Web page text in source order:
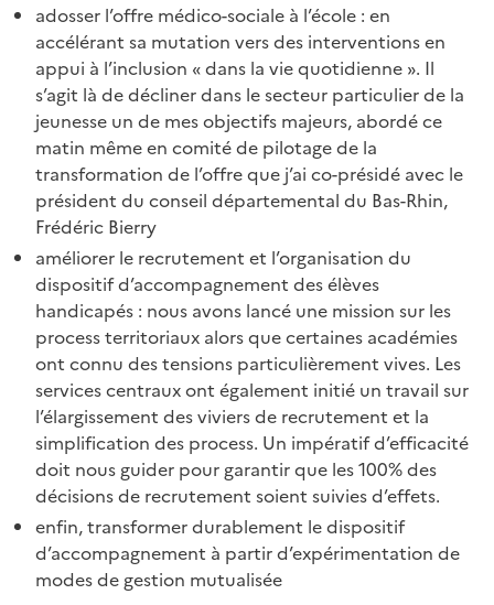
adosser l’offre médico-sociale à l’école : en
accélérant sa mutation vers des interventions en
appui à l’inclusion « dans la vie quotidienne ». Il
s’agit là de décliner dans le secteur particulier de la
jeunesse un de mes objectifs majeurs, abordé ce
matin même en comité de pilotage de la
transformation de l’offre que j’ai co-présidé avec le
président du conseil départemental du Bas-Rhin,
Frédéric Bierry
améliorer le recrutement et l’organisation du
dispositif d’accompagnement des élèves
handicapés : nous avons lancé une mission sur les
process territoriaux alors que certaines académies
ont connu des tensions particulièrement vives. Les
services centraux ont également initié un travail sur
l’élargissement des viviers de recrutement et la
simplification des process. Un impératif d’efficacité
doit nous guider pour garantir que les 100% des
décisions de recrutement soient suivies d’effets.
enfin, transformer durablement le dispositif
d’accompagnement à partir d’expérimentation de
modes de gestion mutualisée